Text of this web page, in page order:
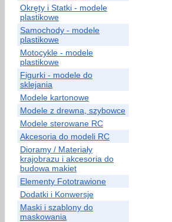
Okręty i Statki - modele
plastikowe
Samochody - modele
plastikowe
Motocykle - modele
plastikowe
Figurki - modele do
sklejania
Modele kartonowe
Modele z drewna, szybowce
Modele sterowane RC
Akcesoria do modeli RC
Dioramy / Materiały
krajobrazu i akcesoria do
budowa makiet
Elementy Fototrawione
Dodatki i Konwersje
Maski i szablony do
maskowania